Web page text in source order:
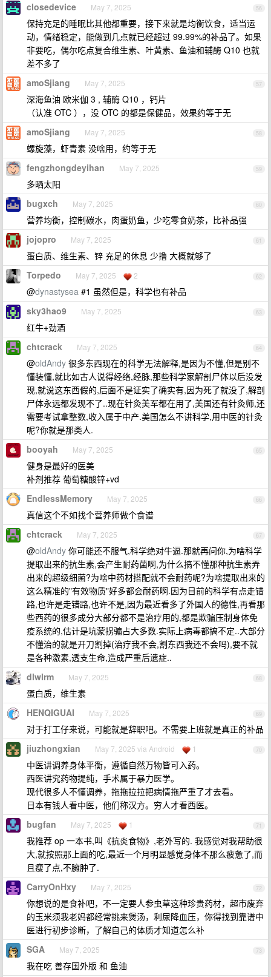
56
closedevice May 7, 2025
保持充足的睡眠比其他都重要，接下来就是均衡饮食，适当运
动，情绪稳定，能做到几点就已经超过 99.99%的补品了。如果
非要吃，偶尔吃点复合维生素、叶黄素、鱼油和辅酶 Q10 也就
差不多了
57
amoSjiang May 7, 2025
深海鱼油 欧米伽 3 , 辅酶 Q10 ，钙片
（认准 OTC ），没 OTC 的都是保健品，效果约等于无
58
amoSjiang May 7, 2025
螺旋藻，虾青素 没啥用，约等于无
59
fengzhongdeyihan May 7, 2025
多晒太阳
60
bugxch May 7, 2025
营养均衡，控制碳水，肉蛋奶鱼，少吃零食奶茶，比补品强
61
jojopro May 7, 2025
蛋白质、维生素、锌 充足的休息 少撸 大概就够了
62
Torpedo May 7, 2025 2
@dynastysea #1 虽然但是，科学也有补品
63
sky3hao9 May 7, 2025
红牛+劲酒
64
chtcrack May 7, 2025
@oldAndy 很多东西现在的科学无法解释,是因为不懂,但是别不
懂装懂,就比如古人说得经络,经脉,那些科学家解剖尸体以后没发
现,就说这东西假的,后面不是证实了确实有,因为死了就没了,解剖
尸体永远都发现不了..现在针灸美军都在用了,美国还有针灸师,还
需要考试拿整数,收入属于中产.美国怎么不讲科学,用中医的针灸
呢?你就是那类人.
65
booyah May 7, 2025
健身是最好的医美
补剂推荐 葡萄糖酸锌+vd
66
EndlessMemory May 7, 2025
真信这个不如找个营养师做个食谱
67
chtcrack May 7, 2025
@oldAndy 你可能还不服气,科学绝对牛逼.那就再问你,为啥科学
提取出来的抗生素,会产生耐药菌啊,为什么搞不懂那种抗生素弄
出来的超级细菌?为啥中药材搭配就不会耐药呢?为啥提取出来的
这么精准的"有效物质"好多都会耐药啊.因为目前的科学有点走错
路,也许是走错路,也许不是,因为最近看多了外国人的德性,再看那
些西药的很多成分大部分都不是治疗用的,都是欺骗压制身体免
疫系统的,估计是坑蒙拐骗占大多数.实际上病毒都搞不定..大部分
不懂治的就是开刀割掉(治疗我不会,割东西我还不会吗),要不就
是各种激素,透支生命,造成严重后遗症..
68
dlwlrm May 7, 2025
蛋白质，维生素
69
HENQIGUAI May 7, 2025
对于打工仔来说，可能就是辞职吧。不需要上班就是真正的补品
70
jiuzhongxian May 7, 2025 via Android 1
中医讲调养身体平衡，遵循自然万物皆可入药。
西医讲究药物提纯，手术属于暴力医学。
现代很多人不懂调养，拖拖拉拉把病情拖严重了才去看。
日本有钱人看中医，他们称汉方。穷人才看西医。
71
bugfan May 7, 2025 1
我推荐 op 一本书,叫《抗炎食物》,老外写的. 我感觉对我帮助很
大,就按照那上面的吃,最近一个月明显感觉身体不那么疲惫了,而
且瘦了点,不臃肿了.
72
CarryOnHxy May 7, 2025
你想说的是食补吧，不一定要人参虫草这种珍贵药材，超市废弃
的玉米须我老妈都经常挑来煲汤，利尿降血压，你得找到靠谱中
医进行初步诊断，了解自己的体质才知道怎么补
73
SGA May 7, 2025
我在吃 善存国外版 和 鱼油